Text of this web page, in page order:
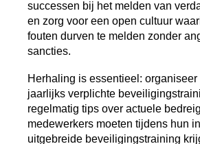
successen bij het melden van
en zorg voor een open cultuur
fouten durven te melden zonder
sancties.
Herhaling is essentieel: organiseer
jaarlijks verplichte
regelmatig tips over actuele
medewerkers moeten tijdens hun
uitgebreide beveiligingstraining